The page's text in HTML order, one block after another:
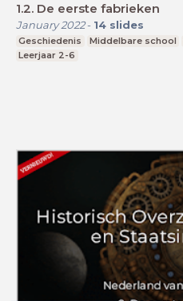
1.2. De eerste fabrieken
January 2022- 14 slides
Geschiedenis Middelbare school
Leerjaar 2-6